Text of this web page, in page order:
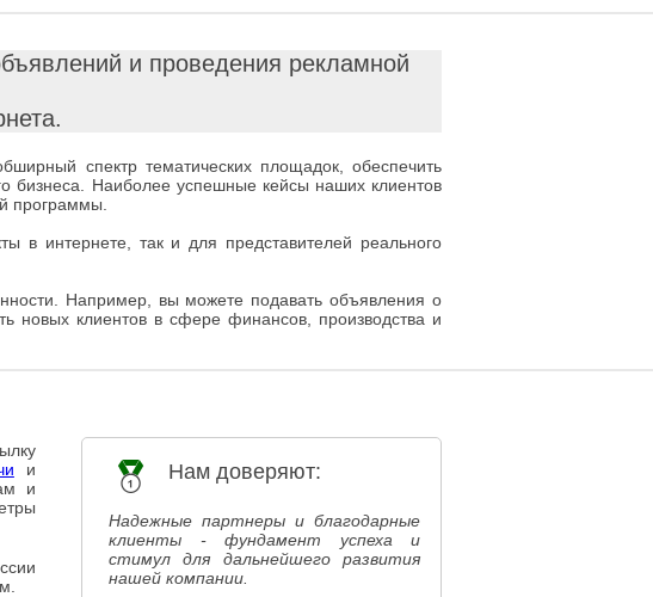
и проведения рекламной
спектр тематических площадок, обеспечить
бизнеса. Наиболее успешные кейсы наших клиентов
программы.
в интернете, так и для представителей реального
Например, вы можете подавать объявления о
новых клиентов в сфере финансов, производства и
и
и
Нам доверяют:
Надежные партнеры и благодарные
клиенты - фундамент успеха и
стимул для дальнейшего развития
нашей компании.